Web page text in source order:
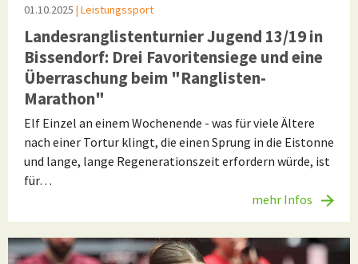
01.10.2025 | Leistungssport
Landesranglistenturnier Jugend 13/19 in
Bissendorf: Drei Favoritensiege und eine
Überraschung beim "Ranglisten-
Marathon"
Elf Einzel an einem Wochenende - was für viele Ältere
nach einer Tortur klingt, die einen Sprung in die Eistonne
und lange, lange Regenerationszeit erfordern würde, ist
für…
mehr Infos